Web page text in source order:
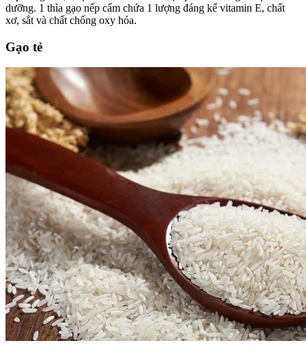
dưỡng. 1 thìa gạo nếp cẩm chứa 1 lượng đáng kể vitamin E, chất
xơ, sắt và chất chống oxy hóa.
Gạo tẻ